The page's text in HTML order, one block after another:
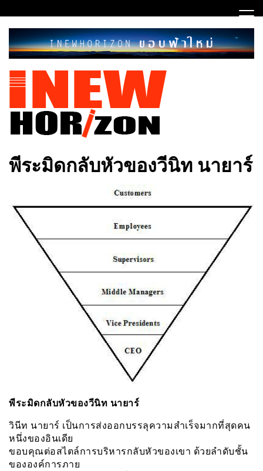
to
content
INEWHORIZON
พีระมิดกลับหัวของวีนิท นายาร์
พีระมิดกลับหัวของวีนิท นายาร์
วินีท นายาร์ เป็นการส่งออกบรรลุความสำเร็จมากที่สุดคน
หนึ่งของอินเดีย
ขอบคุณต่อสไตล์การบริหารกลับหัวของเขา ด้วยลำดับชั้น
ขององค์การภาย